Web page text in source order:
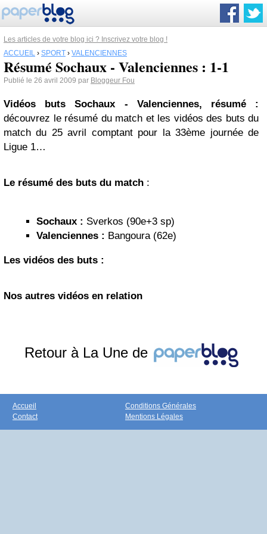
Les articles de votre blog ici ? Inscrivez votre blog !
ACCUEIL › SPORT › VALENCIENNES
Résumé Sochaux - Valenciennes : 1-1
Publié le 26 avril 2009 par Bloggeur Fou
Vidéos butsSochaux - Valenciennes, résumé :
découvrez le résumé du match et les vidéos des buts du
match du 25 avril comptant pour la 33ème journée de
Ligue 1…
Le résumé des buts du match :
Sochaux : Sverkos (90e+3 sp)
Valenciennes : Bangoura (62e)
Les vidéos des buts :
Nos autres vidéos en relation
Retour à La Une de
Accueil
Contact
Conditions Générales
Mentions Légales